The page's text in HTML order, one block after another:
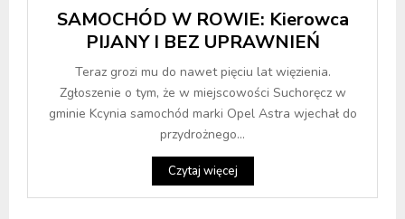
SAMOCHÓD W ROWIE: Kierowca
PIJANY I BEZ UPRAWNIEŃ
Teraz grozi mu do nawet pięciu lat więzienia.
Zgłoszenie o tym, że w miejscowości Suchoręcz w
gminie Kcynia samochód marki Opel Astra wjechał do
przydrożnego...
Czytaj więcej